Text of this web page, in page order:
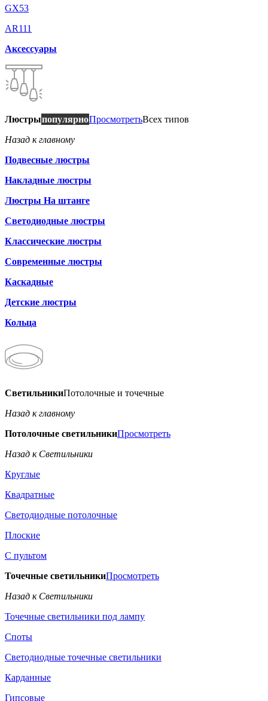
GX53
AR111
Аксессуары
ЛюстрыпопулярноПросмотретьВсех типов
Назад к главному
Подвесные люстры
Накладные люстры
Люстры На штанге
Светодиодные люстры
Классические люстры
Современные люстры
Каскадные
Детские люстры
Кольца
СветильникиПотолочные и точечные
Назад к главному
Потолочные светильникиПросмотреть
Назад к Светильники
Круглые
Квадратные
Светодиодные потолочные
Плоские
С пультом
Точечные светильникиПросмотреть
Назад к Светильники
Точечные светильники под лампу
Споты
Светодиодные точечные светильники
Карданные
Гипсовые